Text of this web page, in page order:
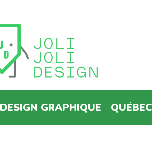
DESIGN GRAPHIQUE QUÉBEC